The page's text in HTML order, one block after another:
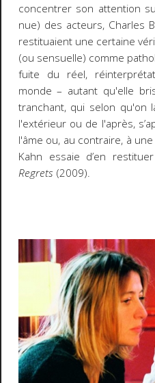
concentrer son attention
nue) des acteurs, Charles
restituaient une certaine
(ou sensuelle) comme
fuite du réel,
monde – autant qu'elle
tranchant, qui selon qu'on
l'extérieur ou de l'après,
l'âme ou, au contraire, à
Kahn essaie d’en
Regrets (2009).